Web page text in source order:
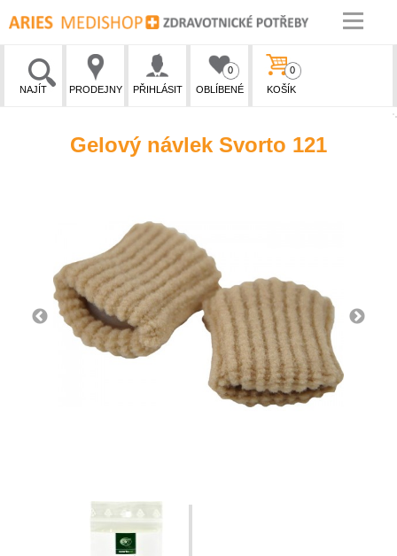
NAJÍT PRODEJNY PŘIHLÁSIT OBLÍBENÉ
0
KOŠÍK
0
Gelový návlek Svorto 121